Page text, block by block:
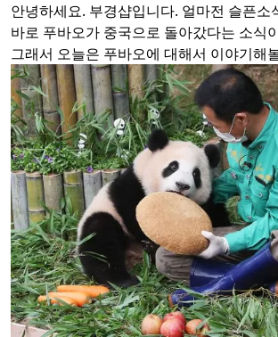
안녕하세요. 부경샵입니다. 얼마전 슬픈소
바로 푸바오가 중국으로 돌아갔다는 소식
그래서 오늘은 푸바오에 대해서 이야기해